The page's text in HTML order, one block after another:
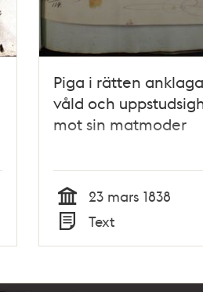
Piga i rätten
våld och
mot sin matmoder
Tid
23 mars 1838
Typ
Text